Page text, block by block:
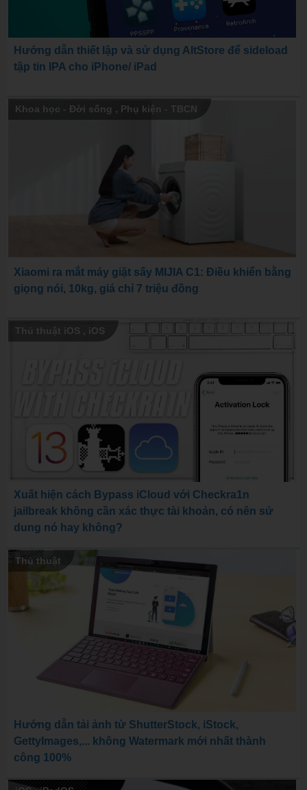
Hướng dẫn thiết lập và sử dụng AltStore để sideload
tập tin IPA cho iPhone/ iPad
Khoa học - Đời sống , Phụ kiện - TBCN
Xiaomi ra mắt máy giặt sấy MIJIA C1: Điều khiển bằng
giọng nói, 10kg, giá chỉ 7 triệu đồng
Thủ thuật iOS , iOS
Xuất hiện cách Bypass iCloud với Checkra1n
jailbreak không cần xác thực tài khoản, có nên sử
dung nó hay không?
Thủ thuật
Hướng dẫn tải ảnh từ ShutterStock, iStock,
GettyImages,... không Watermark mới nhất thành
công 100%